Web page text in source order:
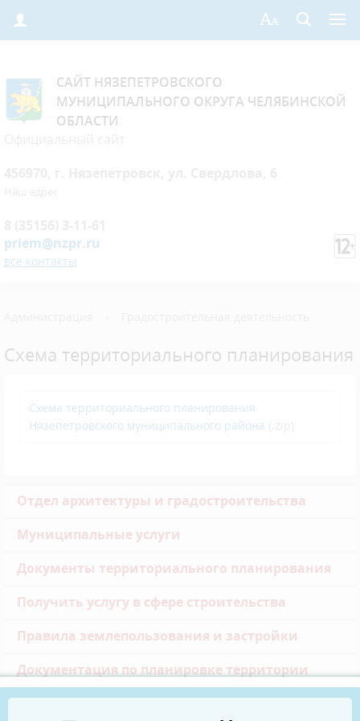
САЙТ НЯЗЕПЕТРОВСКОГО
МУНИЦИПАЛЬНОГО ОКРУГА ЧЕЛЯБИНСКОЙ
ОБЛАСТИ
priem@nzpr.ru
все контакты
Схема территориального планирования
Схема территориального планирования
Нязепетровского муниципального района
Отдел архитектуры и градостроительства
Муниципальные услуги
Документы территориального планирования
Получить услугу в сфере строительства
Правила землепользования и застройки
Документация по планировке территории
Полезные ссылки